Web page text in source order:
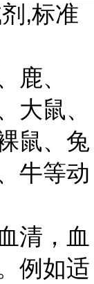
,标准
鹿、
大鼠、
鼠、兔
牛等动
清，血
例如适